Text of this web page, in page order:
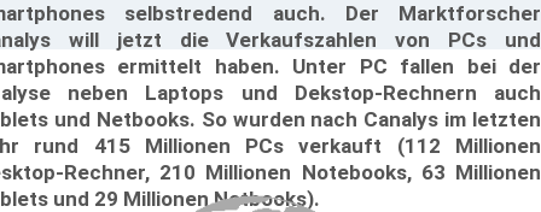
selbstredend auch. Der Marktforscher
will jetzt die Verkaufszahlen von PCs und
ermittelt haben. Unter PC fallen bei der
neben Laptops und Dekstop-Rechnern auch
und Netbooks. So wurden nach Canalys im letzten
rund 415 Millionen PCs verkauft (112 Millionen
Rechner, 210 Millionen Notebooks, 63 Millionen
und 29 Millionen Netbooks).